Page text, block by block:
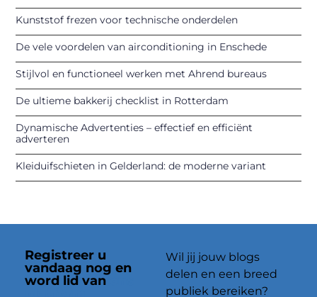
Kunststof frezen voor technische onderdelen
De vele voordelen van airconditioning in Enschede
Stijlvol en functioneel werken met Ahrend bureaus
De ultieme bakkerij checklist in Rotterdam
Dynamische Advertenties – effectief en efficiënt
adverteren
Kleiduifschieten in Gelderland: de moderne variant
Registreer u
vandaag nog en
word lid van
Wil jij jouw blogs
delen en een breed
publiek bereiken?